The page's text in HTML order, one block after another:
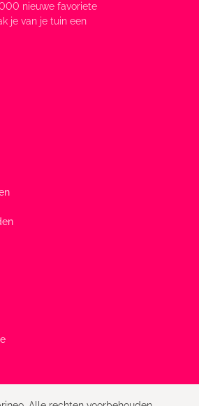
nieuwe favoriete
je van je tuin een